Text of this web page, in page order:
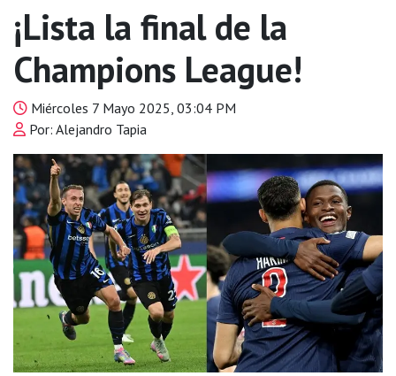
¡Lista la final de la
Champions League!
Miércoles 7 Mayo 2025, 03:04 PM
Por: Alejandro Tapia